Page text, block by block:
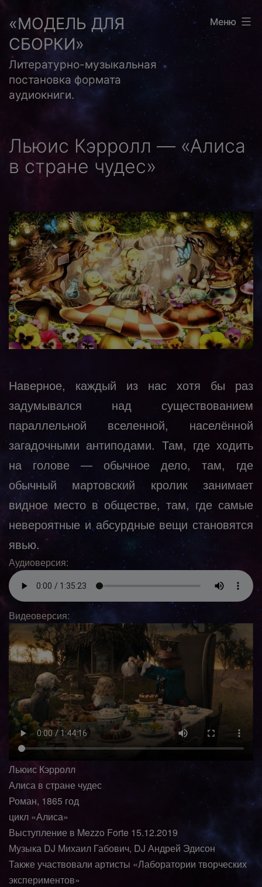
Перейти
содержимому
«МОДЕЛЬ ДЛЯ
СБОРКИ»
Литературно-музыкальная
постановка формата
аудиокниги.
Меню
Льюис Кэрролл — «Алиса
в стране чудес»
Наверное, каждый из нас хотя бы раз
задумывался над существованием
параллельной вселенной, населённой
загадочными антиподами. Там, где ходить
на голове — обычное дело, там, где
обычный мартовский кролик занимает
видное место в обществе, там, где самые
невероятные и абсурдные вещи становятся
явью.
Аудиоверсия:
Видеоверсия:
Льюис Кэрролл
Алиса в стране чудес
Роман, 1865 год
цикл «Алиса»
Выступление в Mezzo Forte 15.12.2019
Музыка DJ Михаил Габович, DJ Андрей Эдисон
Также участвовали артисты «Лаборатории творческих
экспериментов»